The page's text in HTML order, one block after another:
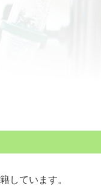
しています。